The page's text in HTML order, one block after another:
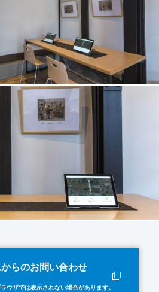
らのお問い合わせ
ウザでは表示されない場合があります。